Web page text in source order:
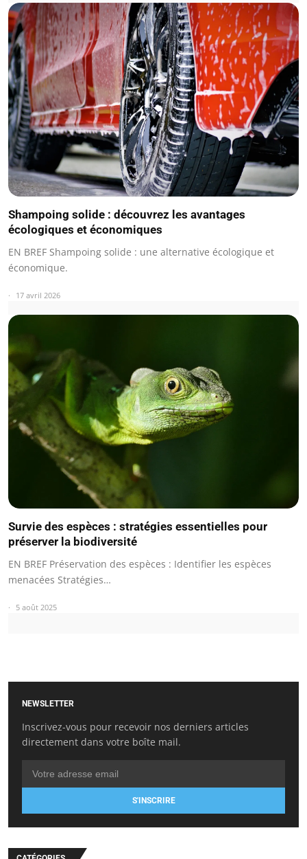
Shampoing solide : découvrez les avantages
écologiques et économiques
EN BREF Shampoing solide : une alternative écologique et
économique.
17 avril 2026
Survie des espèces : stratégies essentielles pour
préserver la biodiversité
EN BREF Préservation des espèces : Identifier les espèces
menacées Stratégies…
5 août 2025
NEWSLETTER
Inscrivez-vous pour recevoir nos derniers articles
directement dans votre boîte mail.
S'INSCRIRE